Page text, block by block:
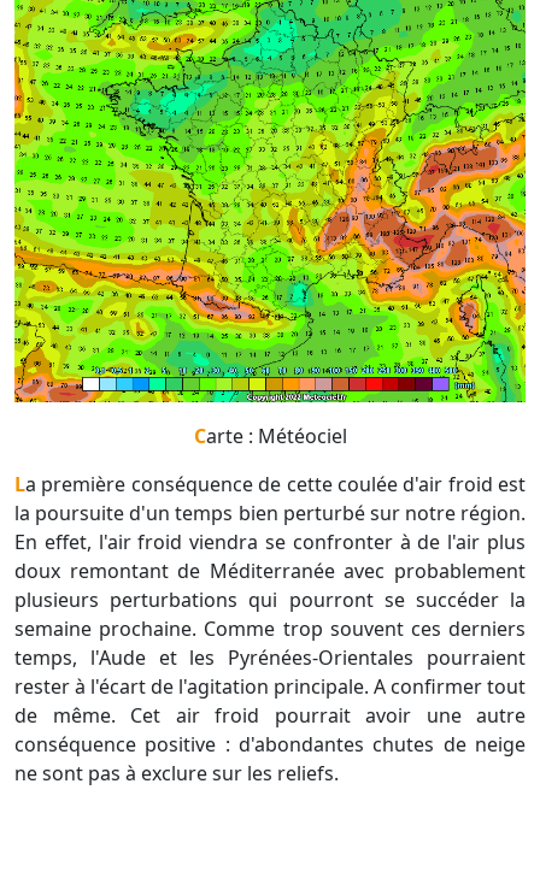
Carte : Météociel
La première conséquence de cette coulée d'air froid est
la poursuite d'un temps bien perturbé sur notre région.
En effet, l'air froid viendra se confronter à de l'air plus
doux remontant de Méditerranée avec probablement
plusieurs perturbations qui pourront se succéder la
semaine prochaine. Comme trop souvent ces derniers
temps, l'Aude et les Pyrénées-Orientales pourraient
rester à l'écart de l'agitation principale. A confirmer tout
de même. Cet air froid pourrait avoir une autre
conséquence positive : d'abondantes chutes de neige
ne sont pas à exclure sur les reliefs.